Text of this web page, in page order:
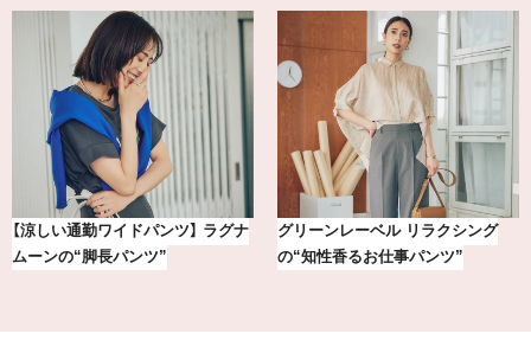
【銀座かねまつ】おしゃれ＆快適な
黒スニーカー4選
冷凍宅配食【nosh-ナッシュ】で叶
える、がんばる私の「がん…